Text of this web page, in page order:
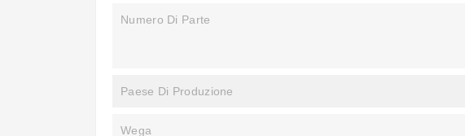
Numero Di Parte
Paese Di Produzione
Wega